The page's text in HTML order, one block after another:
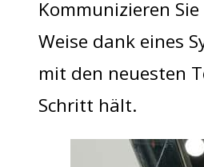
Kommunizieren
Weise dank eines
mit den neuesten
Schritt hält.